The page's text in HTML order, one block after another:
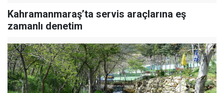
Kahramanmaraş’ta servis araçlarına eş
zamanlı denetim